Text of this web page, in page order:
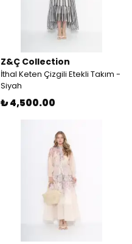
Z&Ç Collection
İthal Keten Çizgili Etekli Takım -
Siyah
₺ 4,500.00